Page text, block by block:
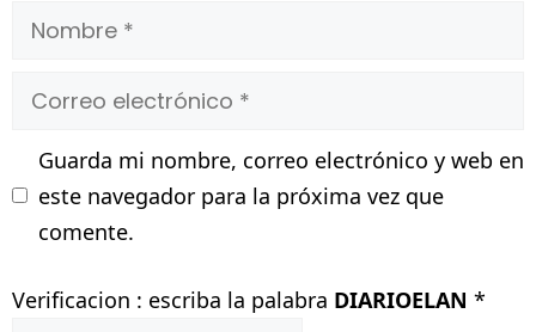
Nombre
Correo
Guarda mi nombre, correo electrónico y web en
este navegador para la próxima vez que
comente.
Verificacion : escriba la palabra DIARIOELAN *